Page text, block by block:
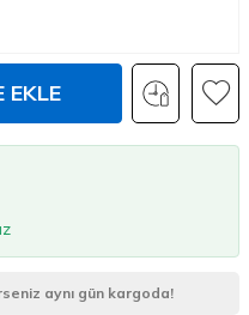
EKLE
aynı gün kargoda!